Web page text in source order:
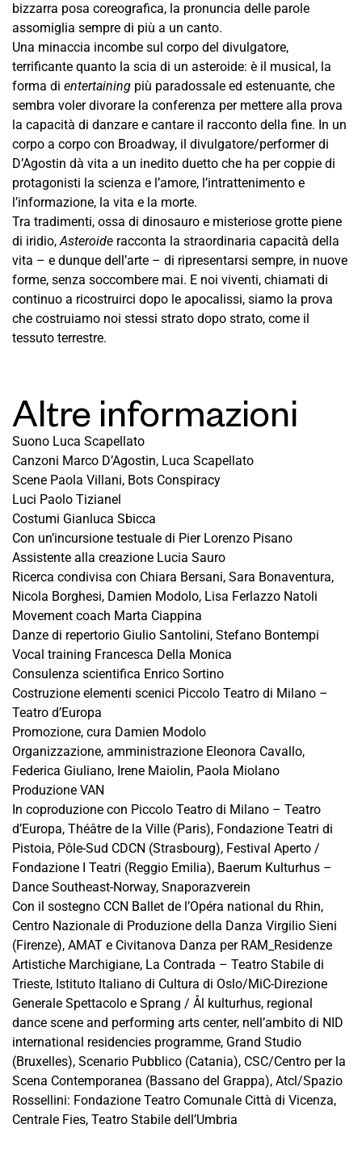
bizzarra posa coreografica, la pronuncia delle parole
assomiglia sempre di più a un canto.
Una minaccia incombe sul corpo del divulgatore,
terrificante quanto la scia di un asteroide: è il musical, la
forma di entertaining più paradossale ed estenuante, che
sembra voler divorare la conferenza per mettere alla prova
la capacità di danzare e cantare il racconto della fine. In un
corpo a corpo con Broadway, il divulgatore/performer di
D’Agostin dà vita a un inedito duetto che ha per coppie di
protagonisti la scienza e l’amore, l’intrattenimento e
l’informazione, la vita e la morte.
Tra tradimenti, ossa di dinosauro e misteriose grotte piene
di iridio,Asteroide racconta la straordinaria capacità della
vita – e dunque dell’arte – di ripresentarsi sempre, in nuove
forme, senza soccombere mai. E noi viventi, chiamati di
continuo a ricostruirci dopo le apocalissi, siamo la prova
che costruiamo noi stessi strato dopo strato, come il
tessuto terrestre.
Altre informazioni
Suono Luca Scapellato
Canzoni Marco D’Agostin, Luca Scapellato
Scene Paola Villani, Bots Conspiracy
Luci Paolo Tizianel
Costumi Gianluca Sbicca
Con un’incursione testuale di Pier Lorenzo Pisano
Assistente alla creazione Lucia Sauro
Ricerca condivisa con Chiara Bersani, Sara Bonaventura,
Nicola Borghesi, Damien Modolo, Lisa Ferlazzo Natoli
Movement coach Marta Ciappina
Danze di repertorio Giulio Santolini, Stefano Bontempi
Vocal training Francesca Della Monica
Consulenza scientifica Enrico Sortino
Costruzione elementi scenici Piccolo Teatro di Milano –
Teatro d’Europa
Promozione, cura Damien Modolo
Organizzazione, amministrazione Eleonora Cavallo,
Federica Giuliano, Irene Maiolin, Paola Miolano
Produzione VAN
In coproduzione con Piccolo Teatro di Milano – Teatro
d’Europa, Théâtre de la Ville (Paris), Fondazione Teatri di
Pistoia, Pôle-Sud CDCN (Strasbourg), Festival Aperto /
Fondazione I Teatri (Reggio Emilia), Baerum Kulturhus –
Dance Southeast-Norway, Snaporazverein
Con il sostegno CCN Ballet de l’Opéra national du Rhin,
Centro Nazionale di Produzione della Danza Virgilio Sieni
(Firenze), AMAT e Civitanova Danza per RAM_Residenze
Artistiche Marchigiane, La Contrada – Teatro Stabile di
Trieste, Istituto Italiano di Cultura di Oslo/MiC-Direzione
Generale Spettacolo e Sprang / Ål kulturhus, regional
dance scene and performing arts center, nell’ambito di NID
international residencies programme, Grand Studio
(Bruxelles), Scenario Pubblico (Catania), CSC/Centro per la
Scena Contemporanea (Bassano del Grappa), Atcl/Spazio
Rossellini: Fondazione Teatro Comunale Città di Vicenza,
Centrale Fies, Teatro Stabile dell’Umbria